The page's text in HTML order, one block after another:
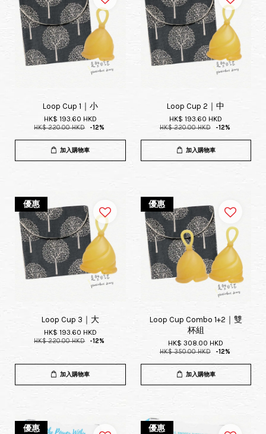
Loop Cup 1｜小
HK$ 193.60 HKD
HK$ 220.00 HKD -12%
加入購物車
Loop Cup 2｜中
HK$ 193.60 HKD
HK$ 220.00 HKD -12%
加入購物車
優惠
Loop Cup 3｜大
HK$ 193.60 HKD
HK$ 220.00 HKD -12%
加入購物車
優惠
Loop Cup Combo 1+2｜雙
杯組
HK$ 308.00 HKD
HK$ 350.00 HKD -12%
加入購物車
優惠 優惠